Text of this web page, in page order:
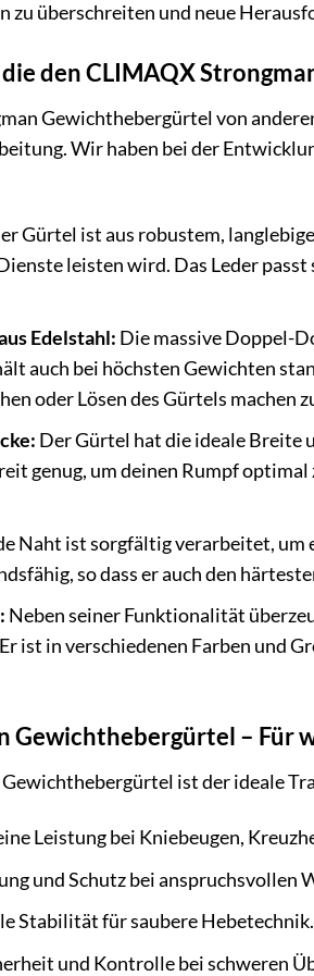
zu überschreiten und neue
den CLIMAQX
Gewichthebergürtel von
Wir haben bei der
Gürtel ist aus robustem,
leisten wird. Das Leder
Edelstahl: Die massive Doppel-
auch bei höchsten Gewichten
oder Lösen des Gürtels machen
Der Gürtel hat die ideale Breite
genug, um deinen Rumpf
Naht ist sorgfältig verarbeitet, um
so dass er auch den
Neben seiner Funktionalität
ist in verschiedenen Farben und
Gewichthebergürtel – Für
ist der ideale
Leistung bei Kniebeugen,
und Schutz bei anspruchsvollen
Stabilität für saubere Hebetechnik.
und Kontrolle bei schweren